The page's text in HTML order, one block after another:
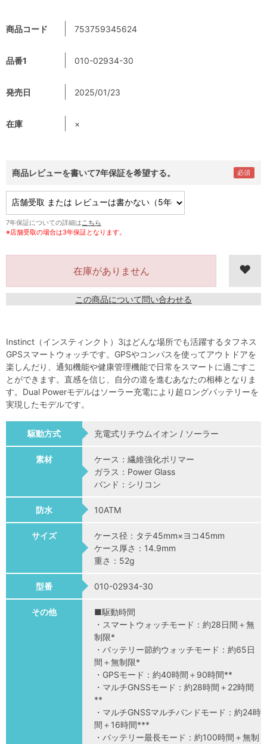
商品コード 753759345624
品番1 010-02934-30
発売日 2025/01/23
在庫 ×
商品レビューを書いて7年保証を希望する。
7年保証についての詳細は こちら
※店舗受取の場合は3年保証となります。
在庫がありません
この商品について問い合わせる
Instinct（インスティンクト）3はどんな場所でも活躍するタフネス
GPSスマートウォッチです。GPSやコンパスを使ってアウトドアを
楽しんだり、通知機能や健康管理機能で日常をスマートに過ごすこ
とができます。直感を信じ、自分の道を進むあなたの相棒となりま
す。Dual Powerモデルはソーラー充電により超ロングバッテリーを
実現したモデルです。
駆動方式 充電式リチウムイオン / ソーラー
素材
ケース：繊維強化ポリマー
ガラス：Power Glass
バンド：シリコン
防水 10ATM
サイズ
ケース径：タテ45mm×ヨコ45mm
ケース厚さ：14.9mm
重さ：52g
型番 010-02934-30
その他
■駆動時間
・スマートウォッチモード：約28日間＋無
制限*
・バッテリー節約ウォッチモード：約65日
間＋無制限*
・GPSモード：約40時間＋90時間**
・マルチGNSSモード：約28時間＋22時間
**
・マルチGNSSマルチバンドモード：約24時
間＋16時間***
・バッテリー最長モード：約100時間＋無制